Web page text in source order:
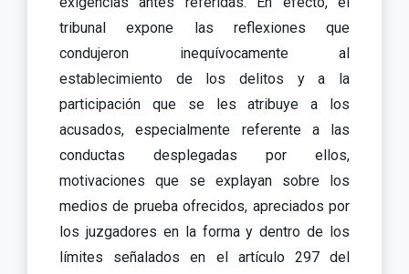
tribunal expone las reflexiones que
condujeron inequívocamente al
establecimiento de los delitos y a la
participación que se les atribuye a los
acusados, especialmente referente a las
conductas desplegadas por ellos,
motivaciones que se explayan sobre los
medios de prueba ofrecidos, apreciados por
los juzgadores en la forma y dentro de los
límites señalados en el artículo 297 del